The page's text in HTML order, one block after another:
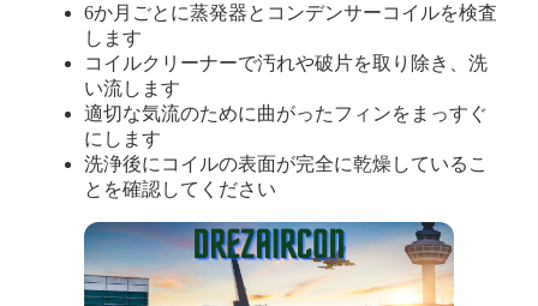
6か月ごとに蒸発器とコンデンサーコイルを検査
します
コイルクリーナーで汚れや破片を取り除き、洗
い流します
適切な気流のために曲がったフィンをまっすぐ
にします
洗浄後にコイルの表面が完全に乾燥しているこ
とを確認してください